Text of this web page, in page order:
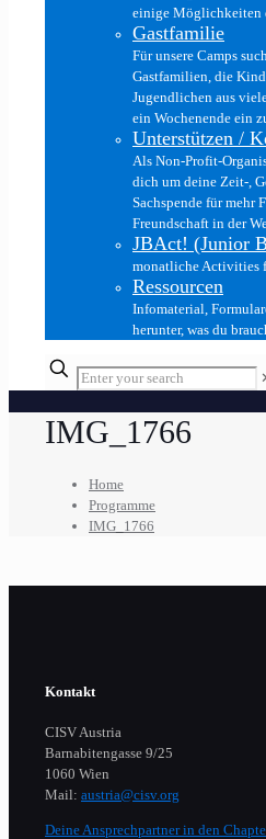
einige Möglichkeiten
Gastfamilie
Für unsere Camps
Gastfamilien, die
Jugendlichen aus
ein Wochenende ein
Unterstützen /
Als Non-Profit-
dich um deine Zeit-,
Sachspende für mehr
Freundschaft in der
JBAct! (Junior
monatliche Activities
Ressourcen
Infomaterial,
herunter, was du
IMG_1766
Home
Programme
IMG_1766
Kontakt
CISV Austria
Barnabitengasse 9/25
1060 Wien
Mail: austria@cisv.org
Deine Ansprechpartner in den